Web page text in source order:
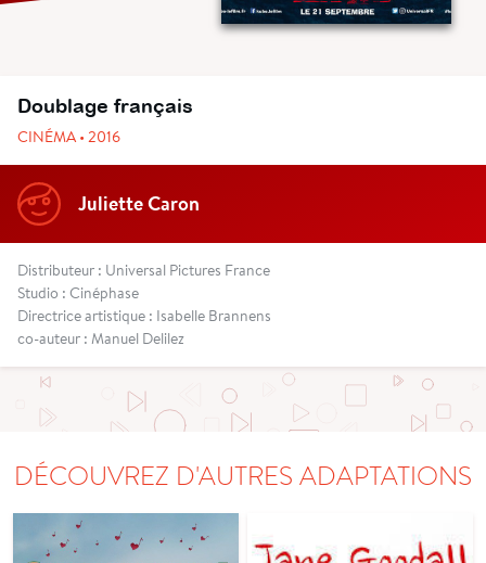
Doublage français
CINÉMA • 2016
Juliette Caron
Distributeur : Universal Pictures France
Studio : Cinéphase
Directrice artistique : Isabelle Brannens
co-auteur : Manuel Delilez
DÉCOUVREZ D'AUTRES ADAPTATIONS